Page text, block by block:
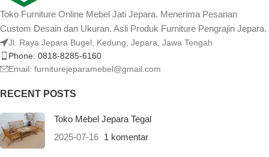
Toko Furniture Online Mebel Jati Jepara. Menerima Pesanan
Custom Desain dan Ukuran. Asli Produk Furniture Pengrajin Jepara.
Jl. Raya Jepara Bugel, Kedung, Jepara, Jawa Tengah
Phone: 0818-8285-6160
Email: furniturejeparamebel@gmail.com
RECENT POSTS
Toko Mebel Jepara Tegal
2025-07-16 1 komentar